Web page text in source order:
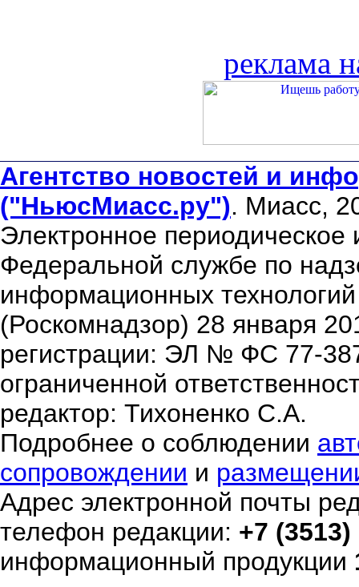
реклама
Агентство новостей и
("НьюсМиасс.ру"). Миасс,
Электронное периодическое
Федеральной службе по
информационных
(Роскомнадзор) 28 января
регистрации: ЭЛ № ФС 77-
ограниченной
редактор: Тихоненко С.А.
Подробнее о соблюдении
сопровождении и
Адрес электронной почты
телефон редакции: +7
информационный продукции